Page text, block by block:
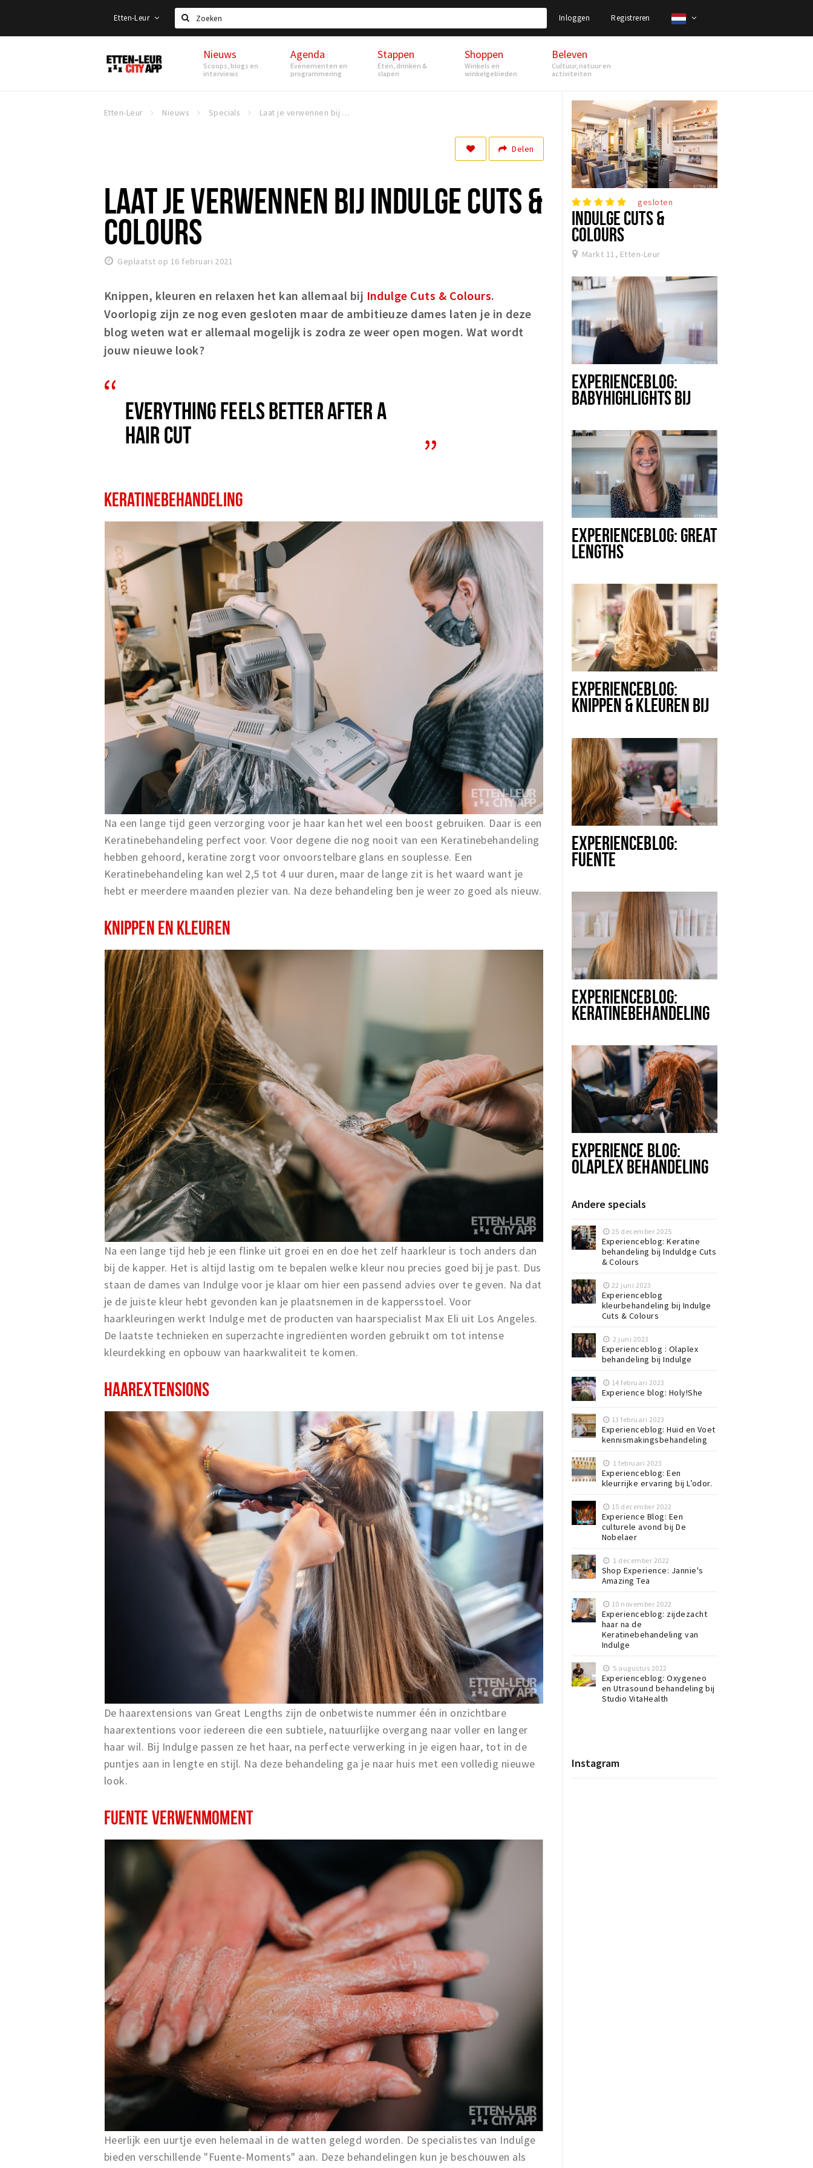
Etten-Leur
Zoeken
Inloggen Registreren
Etten-
Leur
Nieuws
Scoops, blogs en
interviews
Agenda
Evenementen en
programmering
Stappen
Eten, drinken &
slapen
Shoppen
Winkels en
winkelgebieden
Beleven
Cultuur, natuur en
activiteiten
Etten-Leur Nieuws Specials Laat je verwennen bij Indulge Cuts & Colours
Delen
LAAT JE VERWENNEN BIJ INDULGE CUTS &
COLOURS
Geplaatst op 16 februari 2021
Knippen, kleuren en relaxen het kan allemaal bij Indulge Cuts & Colours.
Voorlopig zijn ze nog even gesloten maar de ambitieuze dames laten je in deze
blog weten wat er allemaal mogelijk is zodra ze weer open mogen. Wat wordt
jouw nieuwe look?
EVERYTHING FEELS BETTER AFTER A
HAIR CUT
KERATINEBEHANDELING
Na een lange tijd geen verzorging voor je haar kan het wel een boost gebruiken. Daar is een
Keratinebehandeling perfect voor. Voor degene die nog nooit van een Keratinebehandeling
hebben gehoord, keratine zorgt voor onvoorstelbare glans en souplesse. Een
Keratinebehandeling kan wel 2,5 tot 4 uur duren, maar de lange zit is het waard want je
hebt er meerdere maanden plezier van. Na deze behandeling ben je weer zo goed als nieuw.
KNIPPEN EN KLEUREN
Na een lange tijd heb je een flinke uit groei en en doe het zelf haarkleur is toch anders dan
bij de kapper. Het is altijd lastig om te bepalen welke kleur nou precies goed bij je past. Dus
staan de dames van Indulge voor je klaar om hier een passend advies over te geven. Na dat
je de juiste kleur hebt gevonden kan je plaatsnemen in de kappersstoel. Voor
haarkleuringen werkt Indulge met de producten van haarspecialist Max Eli uit Los Angeles.
De laatste technieken en superzachte ingrediënten worden gebruikt om tot intense
kleurdekking en opbouw van haarkwaliteit te komen.
HAAREXTENSIONS
De haarextensions van Great Lengths zijn de onbetwiste nummer één in onzichtbare
haarextentions voor iedereen die een subtiele, natuurlijke overgang naar voller en langer
haar wil. Bij Indulge passen ze het haar, na perfecte verwerking in je eigen haar, tot in de
puntjes aan in lengte en stijl. Na deze behandeling ga je naar huis met een volledig nieuwe
look.
FUENTE VERWENMOMENT
Heerlijk een uurtje even helemaal in de watten gelegd worden. De specialistes van Indulge
bieden verschillende "Fuente-Moments" aan. Deze behandelingen kun je beschouwen als
gesloten
INDULGE CUTS &
COLOURS
Markt 11, Etten-Leur
EXPERIENCEBLOG:
BABYHIGHLIGHTS BIJ
COLOURS
EXPERIENCEBLOG: GREAT
LENGTHS
INDULGE CUTS &
COLOURS
EXPERIENCEBLOG:
KNIPPEN & KLEUREN BIJ
EXPERIENCEBLOG:
FUENTE
INDULGE CUTS &
COLOURS
EXPERIENCEBLOG:
KERATINEBEHANDELING
COLOURS
EXPERIENCE BLOG:
OLAPLEX BEHANDELING
COLOURS
Andere specials
25 december 2025
Experienceblog: Keratine
behandeling bij Induldge Cuts
& Colours
22 juni 2023
Experienceblog
kleurbehandeling bij Indulge
Cuts & Colours
2 juni 2023
Experienceblog : Olaplex
behandeling bij Indulge
14 februari 2023
Experience blog: Holy!She
13 februari 2023
Experienceblog: Huid en Voet
kennismakingsbehandeling
1 februari 2023
Experienceblog: Een
kleurrijke ervaring bij L’odor.
15 december 2022
Experience Blog: Een
culturele avond bij De
Nobelaer
1 december 2022
Shop Experience: Jannie's
Amazing Tea
10 november 2022
Experienceblog: zijdezacht
haar na de
Keratinebehandeling van
Indulge
5 augustus 2022
Experienceblog: Oxygeneo
en Utrasound behandeling bij
Studio VitaHealth
Instagram